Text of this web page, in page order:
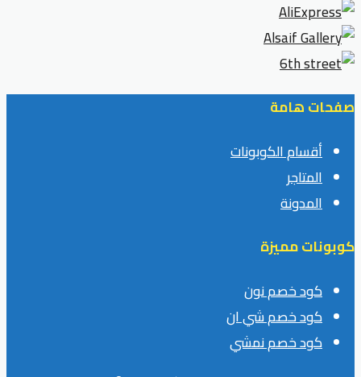
صفحات هامة
أقسام الكوبونات
المتاجر
المدونة
كوبونات مميزة
كود خصم نون
كود خصم شي ان
كود خصم نمشي